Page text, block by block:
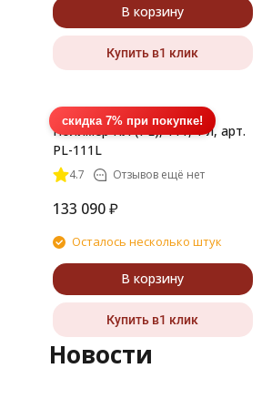
В корзину
Купить в1 клик
скидка 7% при покупке!
Полимер ПЛ (PL), 111, 1 л, арт.
PL-111L
4.7 Отзывов ещё нет
133 090 ₽
Осталось несколько штук
В корзину
Купить в1 клик
Новости